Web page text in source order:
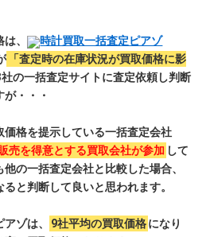
、
時計買取一括査定ピアゾ
「査定時の在庫状況が買取価格に影
の一括査定サイトに査定依頼し判断
・・・
価格を提示している一括査定会社
売を得意とする買取会社が参加 して
の一括査定会社と比較した場合、
と判断して良いと思われます。
ゾは、 9社平均の買取価格になり